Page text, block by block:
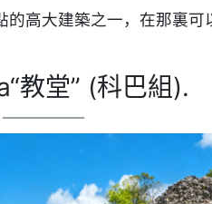
的高大建築之一，在那裏
教堂” (科巴組).